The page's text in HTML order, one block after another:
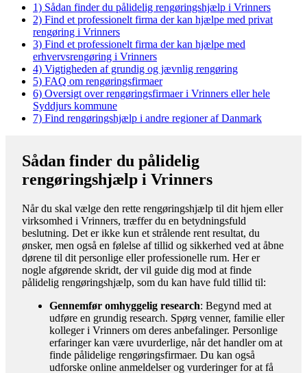
1) Sådan finder du pålidelig rengøringshjælp i Vrinners
2) Find et professionelt firma der kan hjælpe med privat
rengøring i Vrinners
3) Find et professionelt firma der kan hjælpe med
erhvervsrengøring i Vrinners
4) Vigtigheden af grundig og jævnlig rengøring
5) FAQ om rengøringsfirmaer
6) Oversigt over rengøringsfirmaer i Vrinners eller hele
Syddjurs kommune
7) Find rengøringshjælp i andre regioner af Danmark
Sådan finder du pålidelig
rengøringshjælp i Vrinners
Når du skal vælge den rette rengøringshjælp til dit hjem eller
virksomhed i Vrinners, træffer du en betydningsfuld
beslutning. Det er ikke kun et strålende rent resultat, du
ønsker, men også en følelse af tillid og sikkerhed ved at åbne
dørene til dit personlige eller professionelle rum. Her er
nogle afgørende skridt, der vil guide dig mod at finde
pålidelig rengøringshjælp, som du kan have fuld tillid til:
Gennemfør omhyggelig research: Begynd med at
udføre en grundig research. Spørg venner, familie eller
kolleger i Vrinners om deres anbefalinger. Personlige
erfaringer kan være uvurderlige, når det handler om at
finde pålidelige rengøringsfirmaer. Du kan også
udforske online anmeldelser og vurderinger for at få